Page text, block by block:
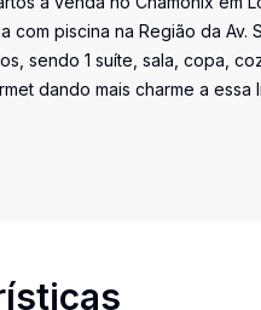
com piscina na Região da Av.
sendo 1 suíte, sala, copa,
dando mais charme a essa